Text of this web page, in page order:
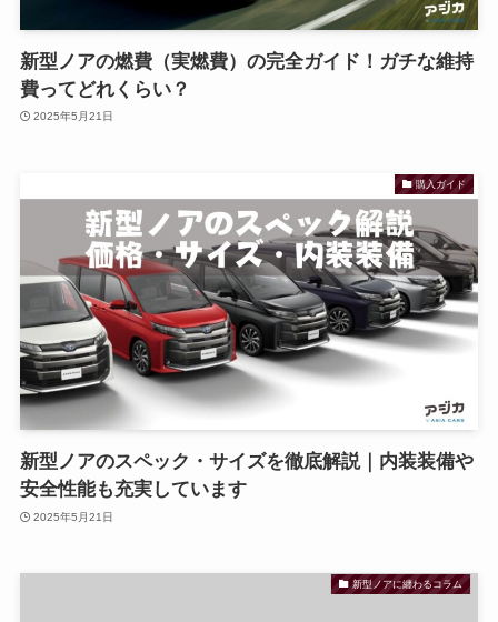
新型ノアの燃費（実燃費）の完全ガイド！ガチな維持
費ってどれくらい？
2025年5月21日
購入ガイド
新型ノアのスペック・サイズを徹底解説｜内装装備や
安全性能も充実しています
2025年5月21日
新型ノアに纏わるコラム